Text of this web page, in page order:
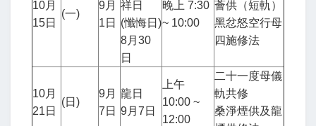
10月
15日
(一)
9月
1日
祥日
(懺悔日)
8月30
日
晚上 7:30
~ 10:00
薈供（短軌）
黑忿怒空行母
四施修法
10月
21日
(日)
9月
7日
龍日
9月7日
上午
10:00 ~
12:00
二十一度母儀
軌共修
桑淨煙供及龍